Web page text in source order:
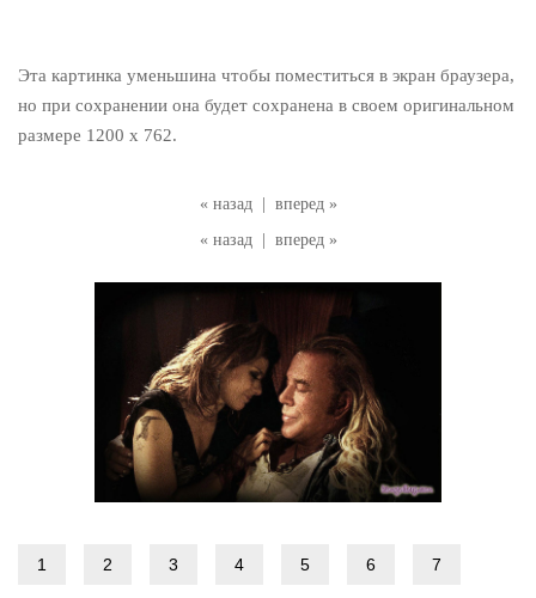
« назад
вперед »
« назад
вперед »
Эта картинка уменьшина чтобы поместиться в экран браузера,
но при сохранении она будет сохранена в своем оригинальном
размере 1200 x 762.
1 2 3 4 5 6 7